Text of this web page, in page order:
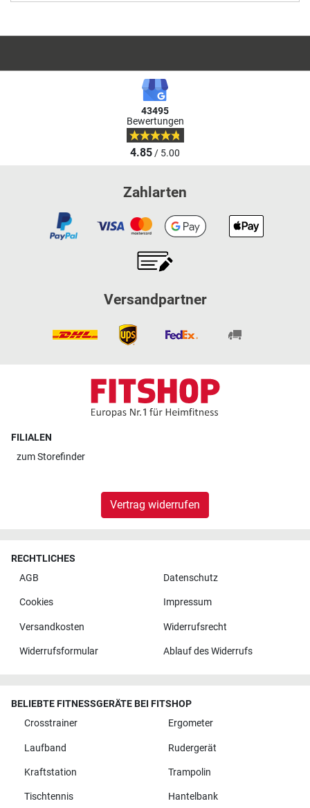
43495
Bewertungen
4.85/ 5.00
Zahlarten
Versandpartner
FILIALEN
zumStorefinder
Vertrag widerrufen
RECHTLICHES
AGB
Datenschutz
Cookies Impressum
Versandkosten Widerrufsrecht
Widerrufsformular Ablauf des Widerrufs
BELIEBTE FITNESSGERÄTE BEI FITSHOP
Crosstrainer
Ergometer
Laufband Rudergerät
Kraftstation Trampolin
Tischtennis Hantelbank